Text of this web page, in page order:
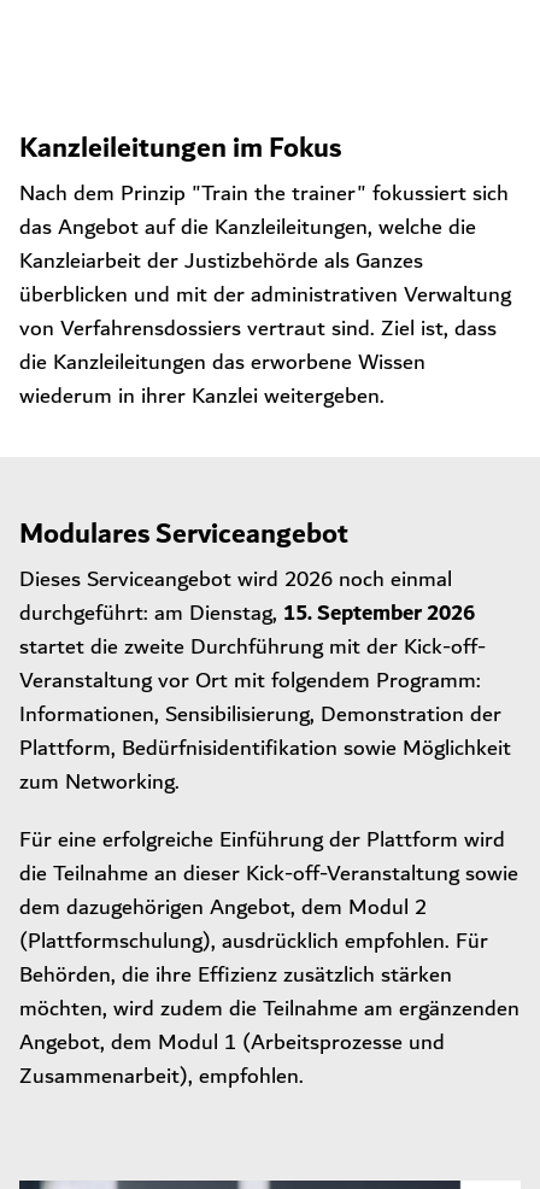
Kanzleileitungen im Fokus
Nach dem Prinzip "Train the trainer" fokussiert sich
das Angebot auf die Kanzleileitungen, welche die
Kanzleiarbeit der Justizbehörde als Ganzes
überblicken und mit der administrativen Verwaltung
von Verfahrensdossiers vertraut sind. Ziel ist, dass
die Kanzleileitungen das erworbene Wissen
wiederum in ihrer Kanzlei weitergeben.
Modulares Serviceangebot
Dieses Serviceangebot wird 2026 noch einmal
durchgeführt: am Dienstag, 15. September 2026
startet die zweite Durchführung mit der Kick-off-
Veranstaltung vor Ort mit folgendem Programm:
Informationen, Sensibilisierung, Demonstration der
Plattform, Bedürfnisidentifikation sowie Möglichkeit
zum Networking.
Für eine erfolgreiche Einführung der Plattform wird
die Teilnahme an dieser Kick-off-Veranstaltung sowie
dem dazugehörigen Angebot, dem Modul 2
(Plattformschulung), ausdrücklich empfohlen. Für
Behörden, die ihre Effizienz zusätzlich stärken
möchten, wird zudem die Teilnahme am ergänzenden
Angebot, dem Modul 1 (Arbeitsprozesse und
Zusammenarbeit), empfohlen.